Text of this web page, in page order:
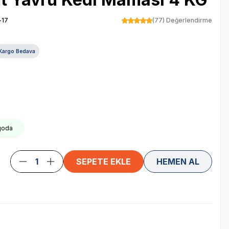
(77) Değerlendirme
Bedava
SEPETE EKLE HEMEN AL